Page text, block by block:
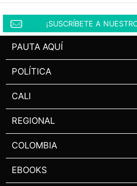
¡SUSCRÍBETE A
PAUTA AQUÍ
POLÍTICA
CALI
REGIONAL
COLOMBIA
EBOOKS